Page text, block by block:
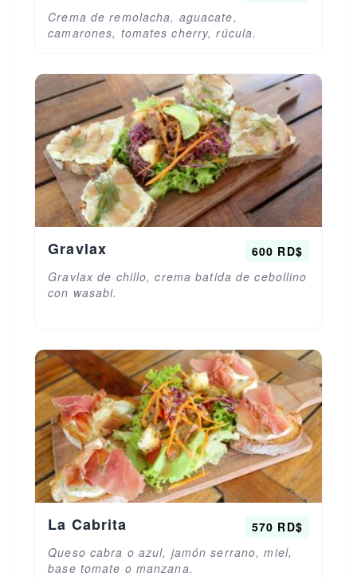
Crema de remolacha, aguacate,
camarones, tomates cherry, rúcula.
Gravlax
600 RD$
Gravlax de chillo, crema batida de cebollino
con wasabi.
La Cabrita
570 RD$
Queso cabra o azul, jamón serrano, miel,
base tomate o manzana.